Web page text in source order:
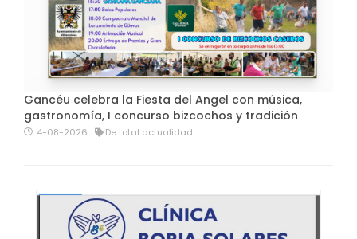
Gancéu celebra la Fiesta del Angel con música,
gastronomía, I concurso bizcochos y tradición
4-08-2026 De total actualidad